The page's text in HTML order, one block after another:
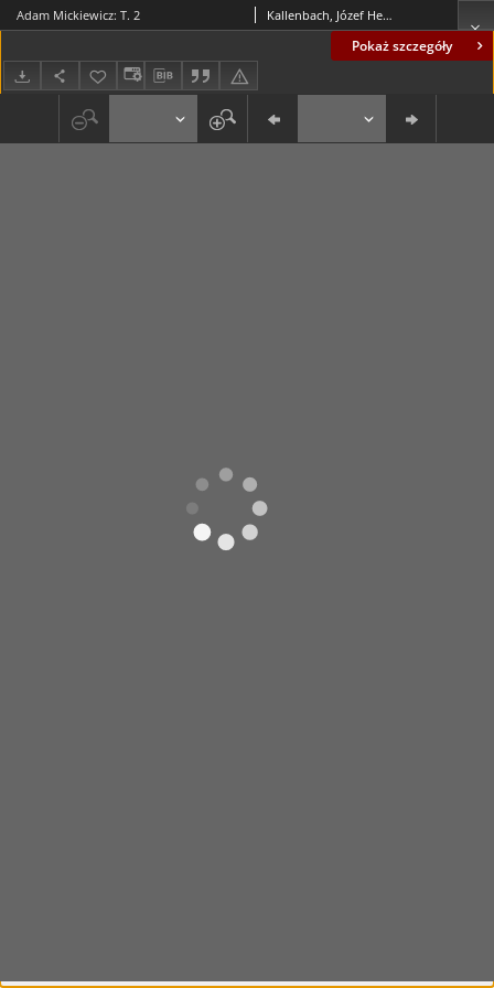
Pokaż szczegóły
Adam Mickiewicz: T. 2 Kallenbach, Józef Henryk